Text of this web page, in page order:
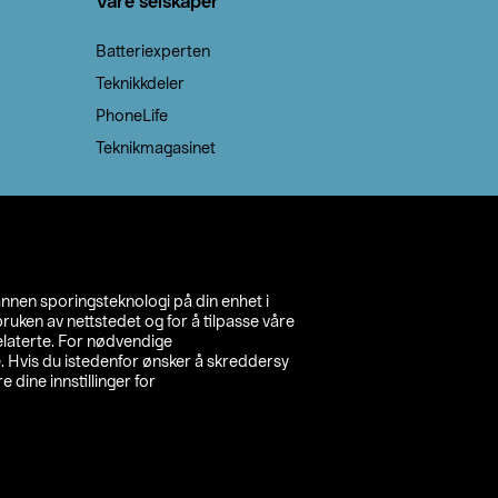
sporingsteknologi på din enhet i
av nettstedet og for å tilpasse våre
For nødvendige
Hvis du istedenfor ønsker å skreddersy
dine innstillinger for
Batteriexperten
Teknikkdeler
PhoneLife
Teknikmagasinet